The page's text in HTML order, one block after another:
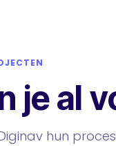
je al
hun